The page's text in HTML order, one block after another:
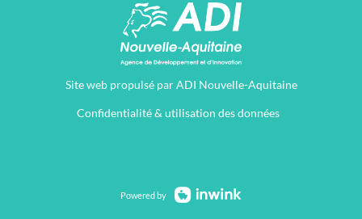
Site web propulsé par ADI Nouvelle-Aquitaine
Confidentialité & utilisation des données
Powered by